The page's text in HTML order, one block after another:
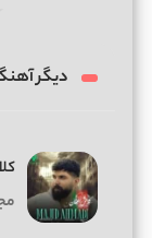
دیگر